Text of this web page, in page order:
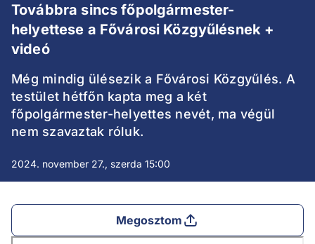
Továbbra sincs főpolgármester-
helyettese a Fővárosi Közgyűlésnek +
videó
Még mindig ülésezik a Fővárosi Közgyűlés. A
testület hétfőn kapta meg a két
főpolgármester-helyettes nevét, ma végül
nem szavaztak róluk.
2024. november 27., szerda 15:00
Megosztom